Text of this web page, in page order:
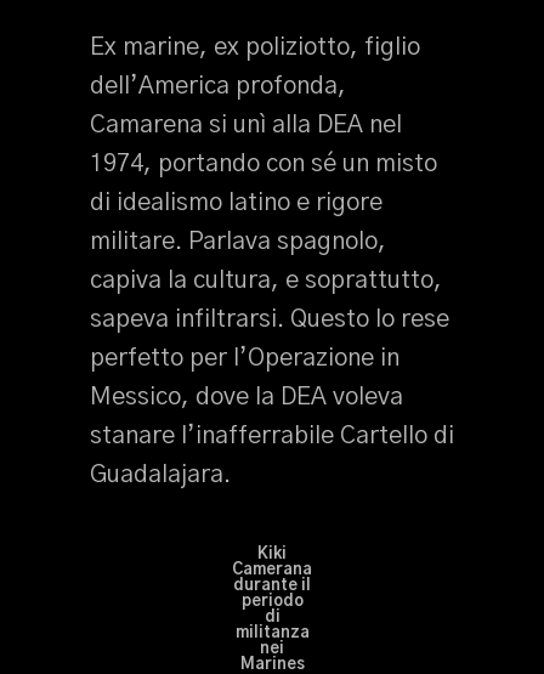
Ex marine, ex poliziotto, figlio
dell’America profonda,
Camarena si unì alla DEA nel
1974, portando con sé un misto
di idealismo latino e rigore
militare. Parlava spagnolo,
capiva la cultura, e soprattutto,
sapeva infiltrarsi. Questo lo rese
perfetto per l’Operazione in
Messico, dove la DEA voleva
stanare l’inafferrabile Cartello di
Guadalajara.
Kiki
Camerana
durante il
periodo
di
militanza
nei
Marines